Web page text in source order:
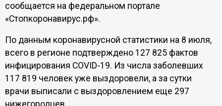
сообщается на федеральном портале
«Стопкоронавирус.рф».
По данным коронавирусной статистики на 8 июля,
всего в регионе подтверждено 127 825 фактов
инфицирования COVID-19. Из числа заболевших
117 819 человек уже выздоровели, а за сутки
врачи выписали с выздоровлением еще 297